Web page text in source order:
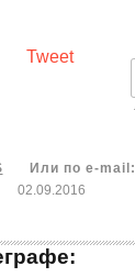
Tweet
Или по e-mail:
02.09.2016